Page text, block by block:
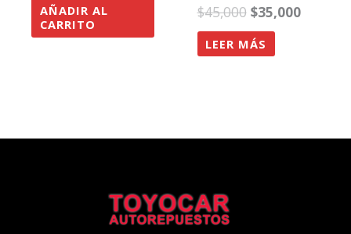
AÑADIR AL
CARRITO
$45,000 $35,000
LEER MÁS